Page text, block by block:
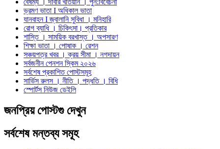
ভ্রমণ ভাতা I অধিকাল ভাতা
যানবাহন I জ্বালানি সুবিধা । মনিহারি
রোগ ব্যাধি । চিকিৎসা। প্রতিকার
শাস্তি । সাময়িক বরখাস্ত । অপসারণ
শিক্ষা ভাতা । পোষাক । রেশন
সঞ্চয়পত্র খবর । ক্রয় সীমা । নগদায়ন
সর্বজনীন পেনশন স্কিম ২০২৬
সর্বশেষ প্রকাশিত পোস্টসমূহ
সার্ভিস রুলস । নীতি । পদ্ধতি । বিধি
স্পোর্টস নিউজ ডেইলি
জনপ্রিয় পোস্টগু দেখুন
সর্বশেষ মন্তব্য সমূহ